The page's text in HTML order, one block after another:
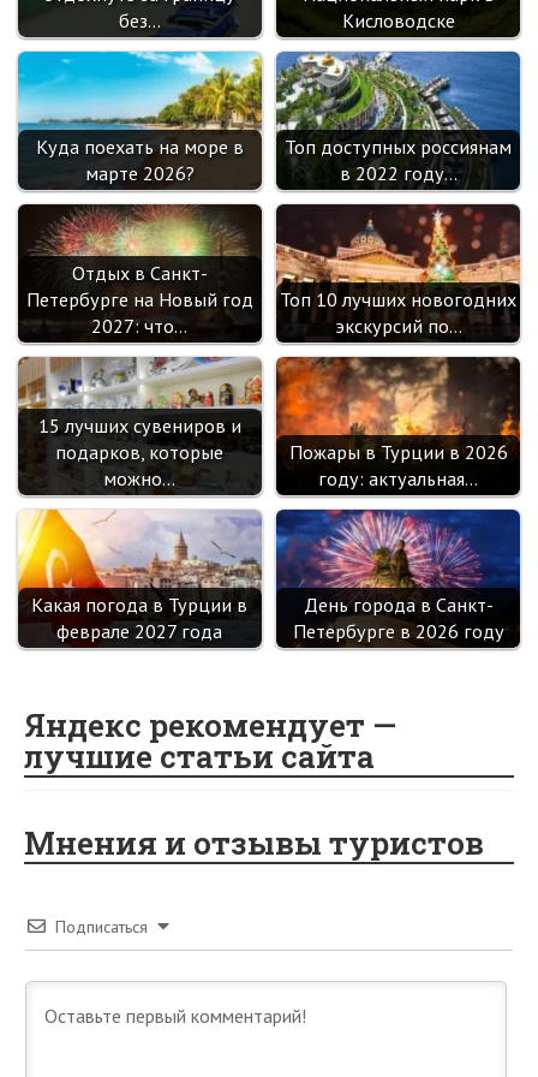
без…
Кисловодске
Куда поехать на море в
марте 2026?
Топ доступных россиянам
в 2022 году…
Отдых в Санкт-
Петербурге на Новый год
2027: что…
Топ 10 лучших новогодних
экскурсий по…
15 лучших сувениров и
подарков, которые
можно…
Пожары в Турции в 2026
году: актуальная…
Какая погода в Турции в
феврале 2027 года
День города в Санкт-
Петербурге в 2026 году
Яндекс рекомендует —
лучшие статьи сайта
Мнения и отзывы туристов
Подписаться